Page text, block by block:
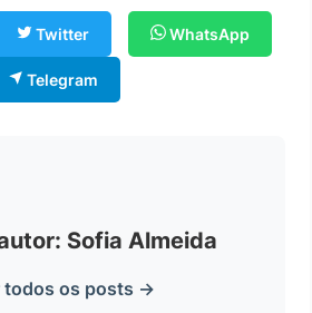
Twitter WhatsApp
Telegram
Sofia Almeida
todos os posts →